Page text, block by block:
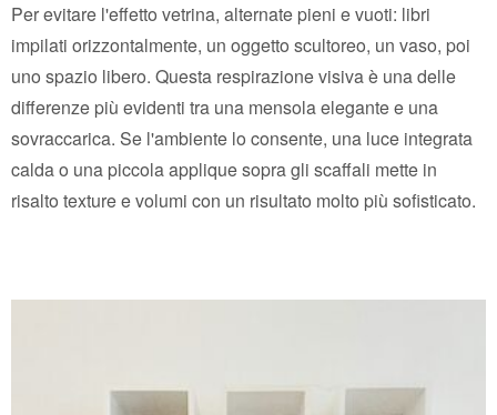
Per evitare l'effetto vetrina, alternate pieni e vuoti: libri
impilati orizzontalmente, un oggetto scultoreo, un vaso, poi
uno spazio libero. Questa respirazione visiva è una delle
differenze più evidenti tra una mensola elegante e una
sovraccarica. Se l'ambiente lo consente, una luce integrata
calda o una piccola applique sopra gli scaffali mette in
risalto texture e volumi con un risultato molto più sofisticato.